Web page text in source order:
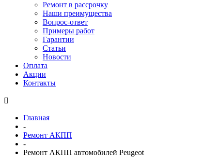
Ремонт в рассрочку
Наши преимущества
Вопрос-ответ
Примеры работ
Гарантии
Статьи
Новости
Оплата
Акции
Контакты
Главная
-
Ремонт АКПП
-
Ремонт АКПП автомобилей Peugeot